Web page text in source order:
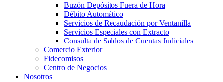
Buzón Depósitos Fuera de Hora
Débito Automático
Servicios de Recaudación por Ventanilla
Servicios Especiales con Extracto
Consulta de Saldos de Cuentas Judiciales
Comercio Exterior
Fidecomisos
Centro de Negocios
Nosotros